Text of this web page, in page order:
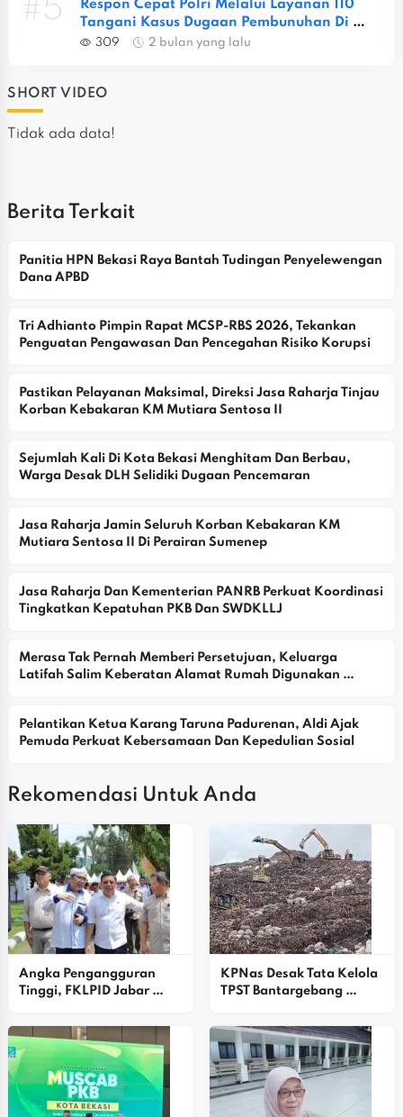
#5
Respon Cepat Polri Melalui Layanan 110
Tangani Kasus Dugaan Pembunuhan Di
Jatiasih
309 2 bulan yang lalu
SHORT VIDEO
Tidak ada data!
Berita Terkait
Panitia HPN Bekasi Raya Bantah Tudingan Penyelewengan
Dana APBD
Tri Adhianto Pimpin Rapat MCSP-RBS 2026, Tekankan
Penguatan Pengawasan Dan Pencegahan Risiko Korupsi
Pastikan Pelayanan Maksimal, Direksi Jasa Raharja Tinjau
Korban Kebakaran KM Mutiara Sentosa II
Sejumlah Kali Di Kota Bekasi Menghitam Dan Berbau,
Warga Desak DLH Selidiki Dugaan Pencemaran
Jasa Raharja Jamin Seluruh Korban Kebakaran KM
Mutiara Sentosa II Di Perairan Sumenep
Jasa Raharja Dan Kementerian PANRB Perkuat Koordinasi
Tingkatkan Kepatuhan PKB Dan SWDKLLJ
Merasa Tak Pernah Memberi Persetujuan, Keluarga
Latifah Salim Keberatan Alamat Rumah Digunakan
Pelantikan Ketua Karang Taruna Padurenan, Aldi Ajak
Pemuda Perkuat Kebersamaan Dan Kepedulian Sosial
Rekomendasi Untuk Anda
Angka Pengangguran
Tinggi, FKLPID Jabar
Ekosistem
KPNas Desak Tata Kelola
TPST Bantargebang
Alasannya